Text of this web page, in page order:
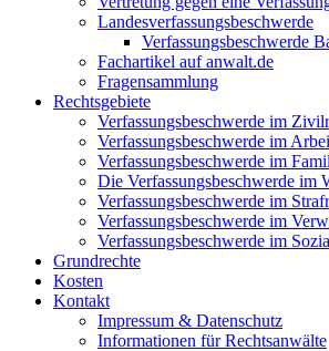
Landesverfassungsbeschwerde
Verfassungsbeschwerde
Fachartikel auf anwalt.de
Fragensammlung
Rechtsgebiete
Verfassungsbeschwerde im
Verfassungsbeschwerde im
Verfassungsbeschwerde im
Die Verfassungsbeschwerde im
Verfassungsbeschwerde im
Verfassungsbeschwerde im
Verfassungsbeschwerde im
Grundrechte
Kosten
Kontakt
Impressum & Datenschutz
Informationen für Rechtsanwälte